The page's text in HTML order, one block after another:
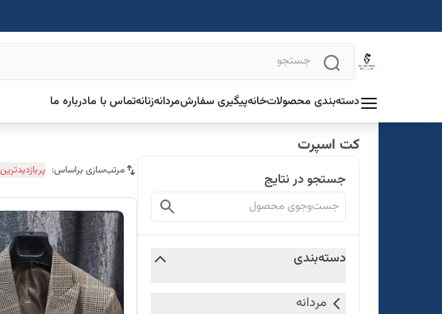
دسته‌بندی محصولاتخانهپیگیری سفارشمردانهزنانهتماس با مادرباره ما
کت اسپرت
جستجو در نتایج
دسته‌بندی
مردانه
مرتب‌سازی براساس: پربازدیدترین